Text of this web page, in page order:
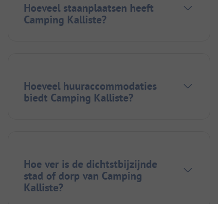
Hoeveel staanplaatsen heeft
Camping Kalliste?
Hoeveel huuraccommodaties
biedt Camping Kalliste?
Hoe ver is de dichtstbijzijnde
stad of dorp van Camping
Kalliste?